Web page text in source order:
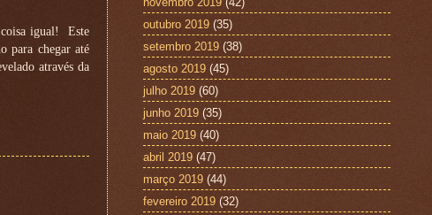
igual!
Este
para chegar até
através da
outubro 2019 (35)
setembro 2019 (38)
agosto 2019 (45)
julho 2019 (60)
junho 2019 (35)
maio 2019 (40)
abril 2019 (47)
março 2019 (44)
fevereiro 2019 (32)